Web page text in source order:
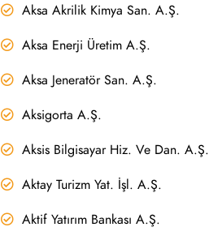
Aksa Akrilik Kimya San. A.Ş.
Aksa Enerji Üretim A.Ş.
Aksa Jeneratör San. A.Ş.
Aksigorta A.Ş.
Aksis Bilgisayar Hiz. Ve Dan. A.Ş.
Aktay Turizm Yat. İşl. A.Ş.
Aktif Yatırım Bankası A.Ş.